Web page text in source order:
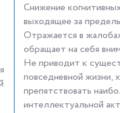
Снижение
выходящее за
Отражается в
обращает на себя
Не приводит к
повседневной жизни,
препятствовать
интеллектуальной